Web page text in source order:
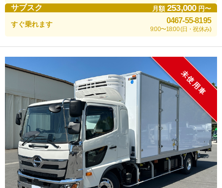
サブスク 月額253,000円〜
すぐ乗れます 0467-55-8195
9:00〜18:00 (日・祝休み)
未使用車